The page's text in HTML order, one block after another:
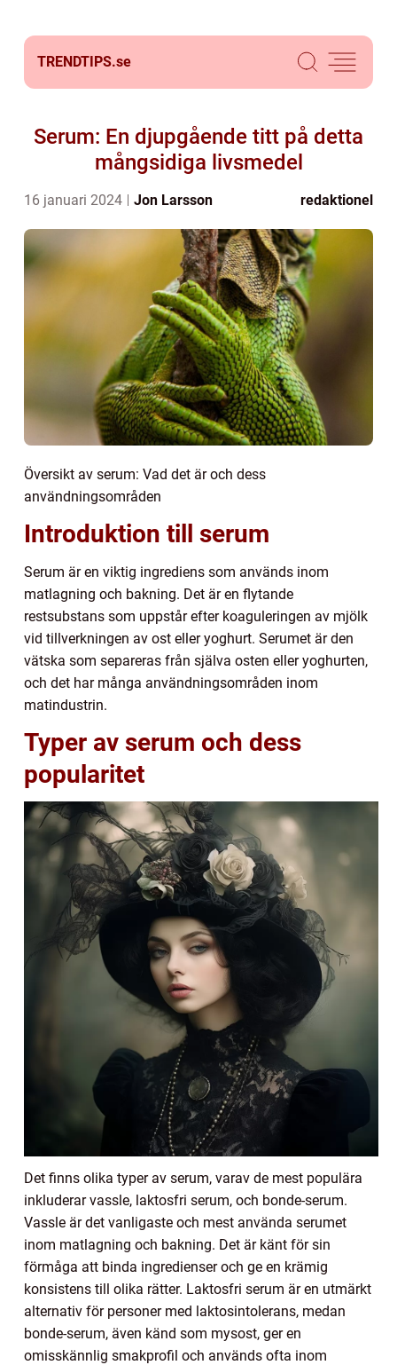
TRENDTIPS.se
Serum: En djupgående titt på detta
mångsidiga livsmedel
16 januari 2024 Jon Larsson redaktionel
Översikt av serum: Vad det är och dess
användningsområden
Introduktion till serum
Serum är en viktig ingrediens som används inom
matlagning och bakning. Det är en flytande
restsubstans som uppstår efter koaguleringen av mjölk
vid tillverkningen av ost eller yoghurt. Serumet är den
vätska som separeras från själva osten eller yoghurten,
och det har många användningsområden inom
matindustrin.
Typer av serum och dess
popularitet
Det finns olika typer av serum, varav de mest populära
inkluderar vassle, laktosfri serum, och bonde-serum.
Vassle är det vanligaste och mest använda serumet
inom matlagning och bakning. Det är känt för sin
förmåga att binda ingredienser och ge en krämig
konsistens till olika rätter. Laktosfri serum är en utmärkt
alternativ för personer med laktosintolerans, medan
bonde-serum, även känd som mysost, ger en
omisskännlig smakprofil och används ofta inom